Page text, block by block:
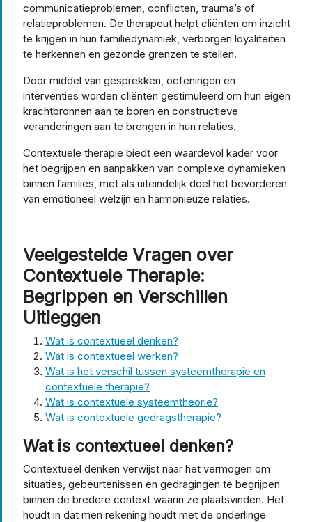
communicatieproblemen, conflicten, trauma’s of
relatieproblemen. De therapeut helpt cliënten om inzicht
te krijgen in hun familiedynamiek, verborgen loyaliteiten
te herkennen en gezonde grenzen te stellen.
Door middel van gesprekken, oefeningen en
interventies worden cliënten gestimuleerd om hun eigen
krachtbronnen aan te boren en constructieve
veranderingen aan te brengen in hun relaties.
Contextuele therapie biedt een waardevol kader voor
het begrijpen en aanpakken van complexe dynamieken
binnen families, met als uiteindelijk doel het bevorderen
van emotioneel welzijn en harmonieuze relaties.
Veelgestelde Vragen over
Contextuele Therapie:
Begrippen en Verschillen
Uitleggen
Wat is contextueel denken?
Wat is contextueel werken?
Wat is het verschil tussen systeemtherapie en
contextuele therapie?
Wat is contextuele systeemtheorie?
Wat is contextuele gedragstherapie?
Wat is contextueel denken?
Contextueel denken verwijst naar het vermogen om
situaties, gebeurtenissen en gedragingen te begrijpen
binnen de bredere context waarin ze plaatsvinden. Het
houdt in dat men rekening houdt met de onderlinge